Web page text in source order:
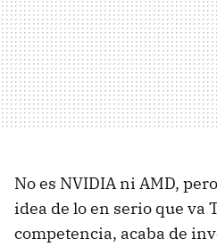
No es NVIDIA ni AMD,
idea de lo en serio que va
competencia, acaba de